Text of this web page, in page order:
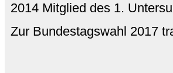
2014 Mitglied des 1.
Zur Bundestagswahl 2017